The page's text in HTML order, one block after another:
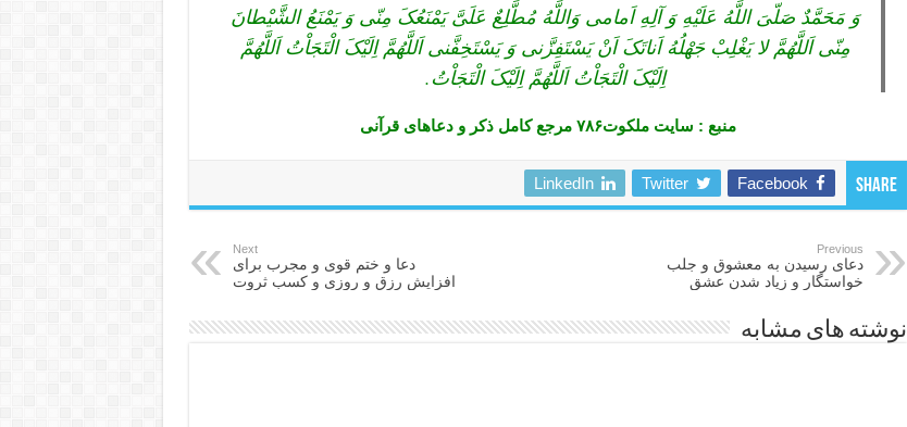
وَ مَحَمَّدٌ صَلّىَ اللَّهُ عَلَیْهِ وَ آلِهِ اَمامى وَاللَّهُ مُطَّلِعٌ عَلَىَّ یَمْنَعُکَ مِنّى وَ یَمْنَعُ الشَّیْطانَ
مِنّى اَللَّهُمَّ لا یَغْلِبْ جَهْلُهُ اَناتَکَ اَنْ یَسْتَفِزَّنى وَ یَسْتَخِفَّنى اَللَّهُمَّ اِلَیْکَ الْتَجَاْتُ اَللَّهُمَّ
اِلَیْکَ الْتَجَاْتُ اَللَّهُمَّ اِلَیْکَ الْتَجَاْتُ.
منبع : سایت ملکوت۷۸۶ مرجع کامل ذکر و دعاهای قرآنی
Share
Facebook
Twitter
LinkedIn
Previous
دعای رسیدن به معشوق و جلب
خواستگار و زیاد شدن عشق
Next
دعا و ختم قوی و مجرب برای
افزایش رزق و روزی و کسب ثروت
نوشته های مشابه